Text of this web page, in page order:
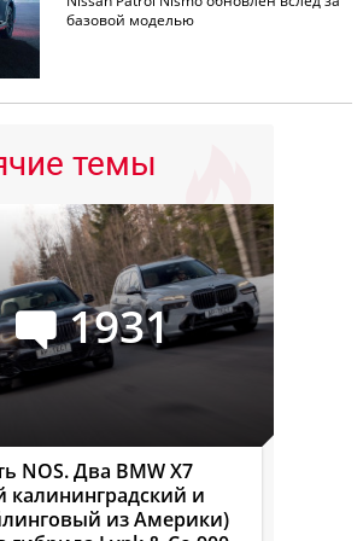
базовой моделью
темы
1931
NOS. Два BMW X7
калининградский и
из Америки)